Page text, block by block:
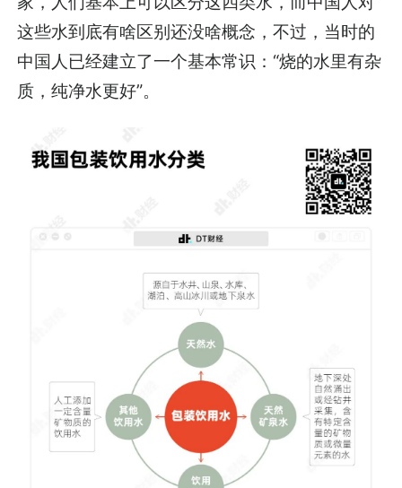
这些水到底有啥区别还没啥概念，不过，当时的
中国人已经建立了一个基本常识：“烧的水里有杂
质，纯净水更好”。